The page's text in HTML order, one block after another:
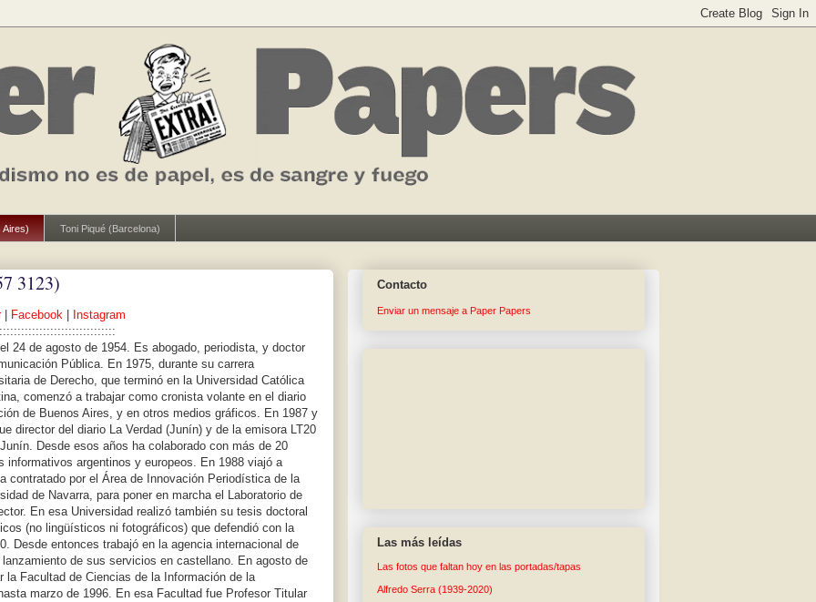
Aires) Toni Piqué (Barcelona)
3123)
| Facebook
Instagram
24 de agosto de 1954. Es abogado, periodista, y doctor
Pública. En 1975, durante su carrera
de Derecho, que terminó en la Universidad Católica
comenzó a trabajar como cronista volante en el diario
de Buenos Aires, y en otros medios gráficos. En 1987 y
director del diario La Verdad (Junín) y de la emisora LT20
Desde esos años ha colaborado con más de 20
informativos argentinos y europeos. En 1988 viajó a
contratado por el Área de Innovación Periodística de la
de Navarra, para poner en marcha el Laboratorio de
En esa Universidad realizó también su tesis doctoral
(no lingüísticos ni fotográficos) que defendió con la
Desde entonces trabajó en la agencia internacional de
de sus servicios en castellano. En agosto de
la Facultad de Ciencias de la Información de la
marzo de 1996. En esa Facultad fue Profesor Titular
Contacto
Enviar un mensaje a Paper Papers
Las más leídas
Las fotos que faltan hoy en las portadas/tapas
Alfredo Serra (1939-2020)